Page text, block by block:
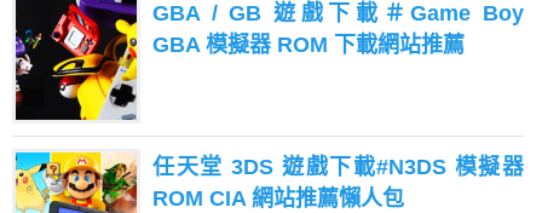
GBA / GB 遊戲下載＃Game Boy
GBA 模擬器 ROM 下載網站推薦
任天堂 3DS 遊戲下載#N3DS 模擬器
ROM CIA 網站推薦懶人包